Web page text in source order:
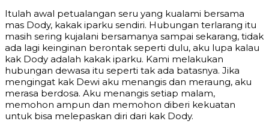
Itulah awal petualangan seru yang kualami bersama
mas Dody, kakak iparku sendiri. Hubungan terlarang itu
masih sering kujalani bersamanya sampai sekarang, tidak
ada lagi keinginan berontak seperti dulu, aku lupa kalau
kak Dody adalah kakak iparku. Kami melakukan
hubungan dewasa itu seperti tak ada batasnya. Jika
mengingat kak Dewi aku menangis dan meraung, aku
merasa berdosa. Aku menangis setiap malam,
memohon ampun dan memohon diberi kekuatan
untuk bisa melepaskan diri dari kak Dody.